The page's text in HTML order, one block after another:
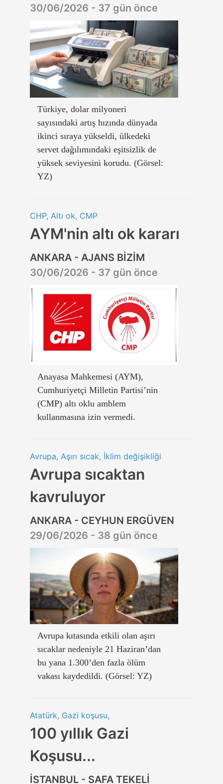
30/06/2026 - 37 gün önce
Türkiye, dolar milyoneri
sayısındaki artış hızında dünyada
ikinci sıraya yükseldi, ülkedeki
servet dağılımındaki eşitsizlik de
yüksek seviyesini korudu. (Görsel:
YZ)
CHP, Altı ok, CMP
AYM'nin altı ok kararı
ANKARA - AJANS BİZİM
30/06/2026 - 37 gün önce
Anayasa Mahkemesi (AYM),
Cumhuriyetçi Milletin Partisi’nin
(CMP) altı oklu amblem
kullanmasına izin vermedi.
Avrupa, Aşırı sıcak, İklim değişikliği
Avrupa sıcaktan
kavruluyor
ANKARA - CEYHUN ERGÜVEN
29/06/2026 - 38 gün önce
Avrupa kıtasında etkili olan aşırı
sıcaklar nedeniyle 21 Haziran’dan
bu yana 1.300’den fazla ölüm
vakası kaydedildi. (Görsel: YZ)
Atatürk, Gazi koşusu,
100 yıllık Gazi
Koşusu...
İSTANBUL - SAFA TEKELİ